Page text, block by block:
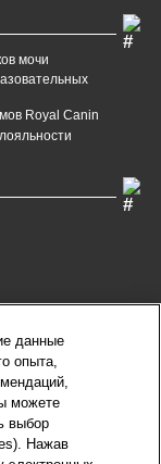
мочи
Royal Canin
137-35
для
данные
опыта,
можете
выбор
Нажав